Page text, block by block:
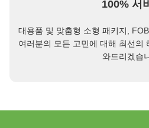
100% 서
대용품 및 맞춤형 소형 패키지,
여러분의 모든 고민에 대해 최선의
와드리겠습